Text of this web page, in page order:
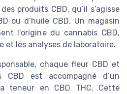
produits CBD, qu’il s’agisse
ou d’huile CBD. Un magasin
l’origine du cannabis CBD,
et les analyses de laboratoire.
chaque fleur CBD et
est accompagné d’un
teneur en CBD THC. Cette